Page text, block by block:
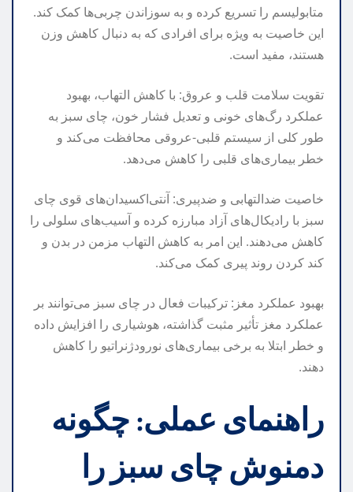
متابولیسم را تسریع کرده و به سوزاندن چربی‌ها کمک کند.
این خاصیت به ویژه برای افرادی که به دنبال کاهش وزن
هستند، مفید است.
تقویت سلامت قلب و عروق: با کاهش التهاب، بهبود
عملکرد رگ‌های خونی و تعدیل فشار خون، چای سبز به
طور کلی از سیستم قلبی-عروقی محافظت می‌کند و
خطر بیماری‌های قلبی را کاهش می‌دهد.
خاصیت ضدالتهابی و ضدپیری: آنتی‌اکسیدان‌های قوی چای
سبز با رادیکال‌های آزاد مبارزه کرده و آسیب‌های سلولی را
کاهش می‌دهند. این امر به کاهش التهاب مزمن در بدن و
کند کردن روند پیری کمک می‌کند.
بهبود عملکرد مغز: ترکیبات فعال در چای سبز می‌توانند بر
عملکرد مغز تأثیر مثبت گذاشته، هوشیاری را افزایش داده
و خطر ابتلا به برخی بیماری‌های نورودژنراتیو را کاهش
دهند.
راهنمای عملی: چگونه
دمنوش چای سبز را